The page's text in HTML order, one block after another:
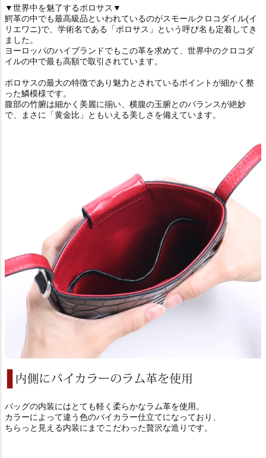
▼世界中を魅了するポロサス▼
鰐革の中でも最高級品といわれているのがスモールクロコダイル(イ
リエワニ)で、学術名である「ポロサス」という呼び名も定着してき
ました。
ヨーロッパのハイブランドでもこの革を求めて、世界中のクロコダ
イルの中で最も高額で取引されています。
ポロサスの最大の特徴であり魅力とされているポイントが細かく整
った鱗模様です。
腹部の竹腑は細かく美麗に揃い、横腹の玉腑とのバランスが絶妙
で、まさに「黄金比」ともいえる美しさを備えています。
バッグの内装にはとても軽く柔らかなラム革を使用。
カラーによって違う色のバイカラー仕立てになっており、
ちらっと見える内装にまでこだわった贅沢な造りです。